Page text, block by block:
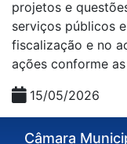
projetos e
serviços públicos
fiscalização e no
ações conforme
15/05/2026
Câmara